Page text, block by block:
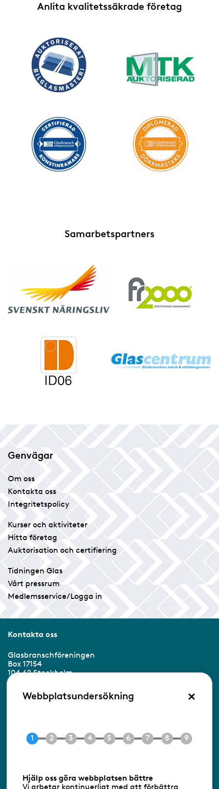
Anlita kvalitetssäkrade företag
Samarbetspartners
Genvägar
Om oss
Kontakta oss
Integritetspolicy
Kurser och aktiviteter
Hitta företag
Auktorisation och certifiering
Tidningen Glas
Vårt pressrum
Medlemsservice/Logga in
Kontakta oss
Glasbranschföreningen
Box 17154
104 62 Stockholm
Besöksadress:
Ringvägen 100
E-post info@gbf.se
Webbplatsundersökning ×
Hjälp oss göra webbplatsen bättre
Vi arbetar kontinuerligt med att förbättra